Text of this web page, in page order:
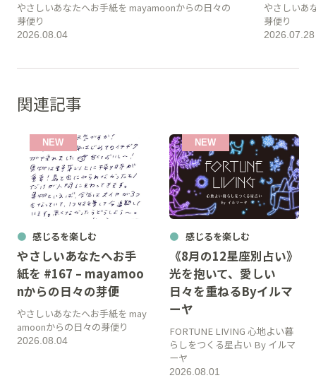
2026.08.04
やさしいあなたへお手紙を mayamoonからの日々の
芽便り
2026.07.28
やさしいあ
芽便り
関連記事
感じるを楽しむ
やさしいあなたへお手
紙を #167 – mayamoo
nからの日々の芽便
2026.08.04
やさしいあなたへお手紙を may
amoonからの日々の芽便り
感じるを楽しむ
《8月の12星座別占い》
光を抱いて、愛しい
日々を重ねるByイルマ
ーヤ
2026.08.01
FORTUNE LIVING 心地よい暮
らしをつくる星占い By イルマ
ーヤ